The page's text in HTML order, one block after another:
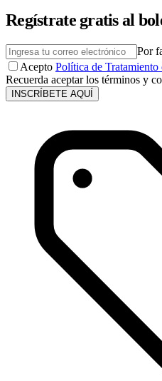
Regístrate gratis al
Por
Acepto Política de Tratamiento
Recuerda aceptar los términos y
INSCRÍBETE AQUÍ